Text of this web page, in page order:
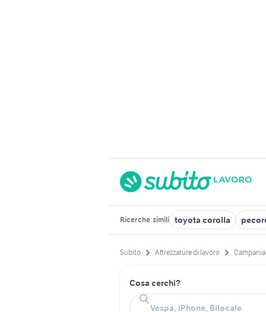
Ricerche simili toyota corolla
Subito Attrezzature di lavoro Campania
Cosa cerchi?